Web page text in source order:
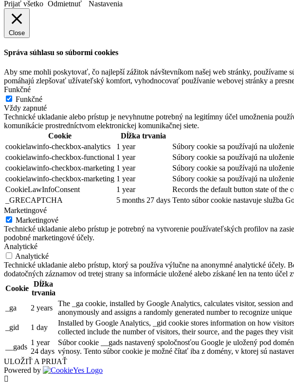
Prijať všetko Odmietnuť Nastavenia
Close
Správa súhlasu so súbormi cookies
Aby sme mohli poskytovať, čo najlepší zážitok návštevníkom našej web stránky, používame
pomáhajú zlepšovať užívateľský komfort, vyhodnocovať používanie webovej stránky a
Funkčné
Funkčné
Vždy zapnuté
Technické ukladanie alebo prístup je nevyhnutne potrebný na legitímny účel umožnenia
komunikácie prostredníctvom elektronickej komunikačnej siete.
Cookie
Dĺžka trvania
cookielawinfo-checkbox-analytics
1 year
Súbory cookie sa používajú na
cookielawinfo-checkbox-functional 1 year
Súbory cookie sa používajú na
cookielawinfo-checkbox-marketing 1 year
Súbory cookie sa používajú na
cookielawinfo-checkbox-marketing 1 year
Súbory cookie sa používajú na
CookieLawInfoConsent
1 year
Records the default button state of
_GRECAPTCHA
5 months 27 days Tento súbor cookie nastavuje služba
Marketingové
Marketingové
Technické ukladanie alebo prístup je potrebný na vytvorenie používateľských profilov na
podobné marketingové účely.
Analytické
Analytické
Technické ukladanie alebo prístup, ktorý sa používa výlučne na anonymné analytické
dodatočných záznamov od tretej strany sa informácie uložené alebo získané len na tento
Cookie
Dĺžka
trvania
_ga 2 years
The _ga cookie, installed by Google Analytics, calculates visitor, session
anonymously and assigns a randomly generated number to recognize
_gid
1 day
Installed by Google Analytics, _gid cookie stores information on how
collected include the number of visitors, their source, and the pages they
__gads
1 year
24 days
Súbor cookie __gads nastavený spoločnosťou Google je uložený pod
výnosy. Tento súbor cookie je možné čítať iba z domény, v ktorej sú
ULOŽIŤ A PRIJAŤ
Powered by